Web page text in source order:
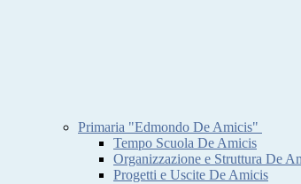
Primaria "Edmondo De Amicis"
Tempo Scuola De Amicis
Organizzazione e Struttura De
Progetti e Uscite De Amicis